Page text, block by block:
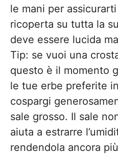
le mani per
ricoperta su tutta la
deve essere lucida
Tip: se vuoi una
questo è il momento
le tue erbe preferite
cospargi
sale grosso. Il sale
aiuta a estrarre
rendendola ancora